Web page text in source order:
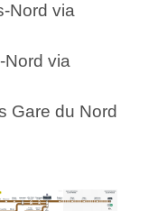
Nord via
Nord via
Gare du Nord